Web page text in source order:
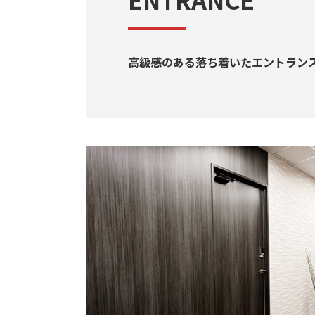
高級感のある落ち着いたエントラン